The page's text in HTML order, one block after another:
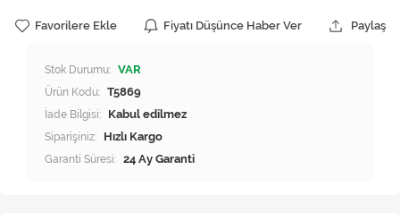
Favorilere Ekle Fiyatı Düşünce Haber Ver Paylaş
Stok Durumu: VAR
Ürün Kodu: T5869
İade Bilgisi:
Siparişiniz: Hızlı Kargo
Garanti Süresi: 24 Ay Garanti